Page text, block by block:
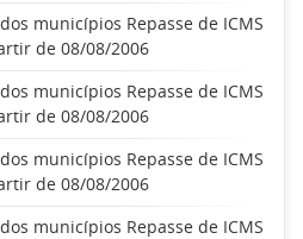
municípios Repasse de ICMS
de 08/08/2006
municípios Repasse de ICMS
de 08/08/2006
municípios Repasse de ICMS
de 08/08/2006
municípios Repasse de ICMS